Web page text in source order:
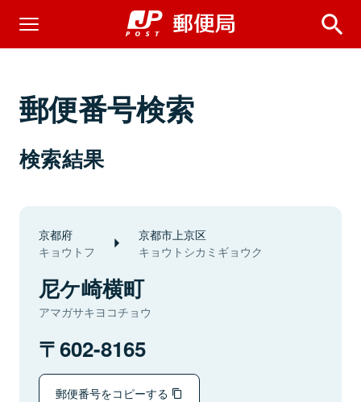
郵便番号検索
検索結果
京都府
キョウトフ
京都市上京区
キョウトシカミギョウク
尼ケ崎横町
アマガサキヨコチョウ
602-8165
郵便番号をコピーする